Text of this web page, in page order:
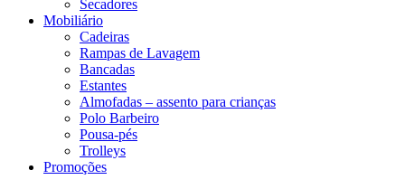
Secadores
Mobiliário
Cadeiras
Rampas de Lavagem
Bancadas
Estantes
Almofadas – assento para crianças
Polo Barbeiro
Pousa-pés
Trolleys
Promoções